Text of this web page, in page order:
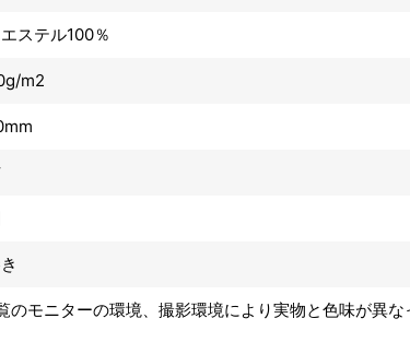
ステル100％
m2
のモニターの環境、撮影環境により実物と色味が異